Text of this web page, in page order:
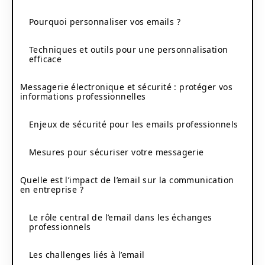
Pourquoi personnaliser vos emails ?
Techniques et outils pour une personnalisation
efficace
Messagerie électronique et sécurité : protéger vos
informations professionnelles
Enjeux de sécurité pour les emails professionnels
Mesures pour sécuriser votre messagerie
Quelle est l’impact de l’email sur la communication
en entreprise ?
Le rôle central de l’email dans les échanges
professionnels
Les challenges liés à l’email